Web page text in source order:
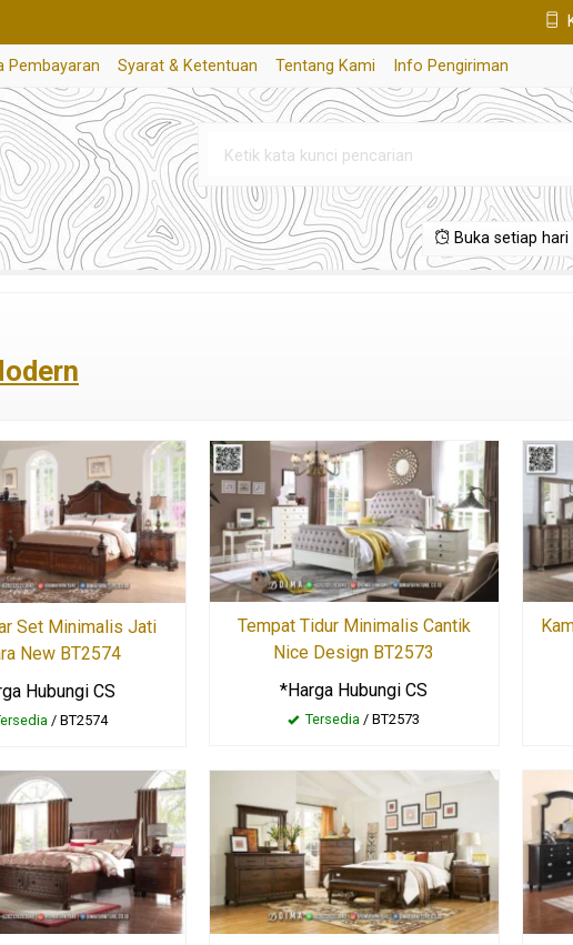
Pembayaran Syarat & Ketentuan Tentang Kami Info Pengiriman
Buka setiap
Set Minimalis Jati
New BT2574
Hubungi CS
/ BT2574
Tempat Tidur Minimalis Cantik
Nice Design BT2573
*Harga Hubungi CS
Tersedia / BT2573